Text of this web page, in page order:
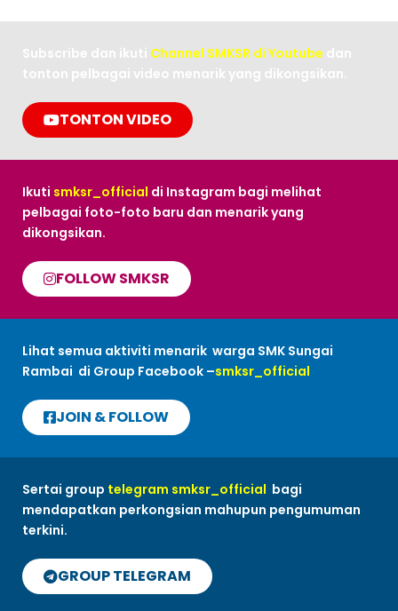
Subscribe dan ikuti Channel SMKSR di Youtube dan
tonton pelbagai video menarik yang dikongsikan.
TONTON VIDEO
Ikuti smksr_official di Instagram bagi melihat
pelbagai foto-foto baru dan menarik yang
dikongsikan.
FOLLOW SMKSR
Lihat semua aktiviti menarik warga SMK Sungai
Rambai di Group Facebook –smksr_official
JOIN & FOLLOW
Sertai group telegram smksr_official bagi
mendapatkan perkongsian mahupun pengumuman
terkini.
GROUP TELEGRAM